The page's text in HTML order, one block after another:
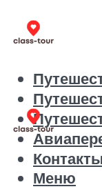
Меню